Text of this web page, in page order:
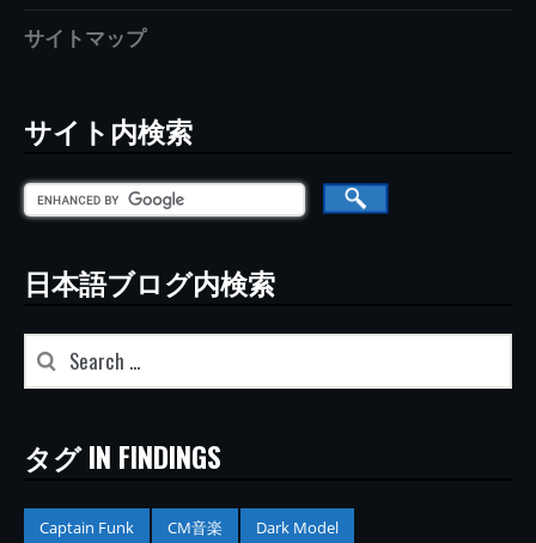
サイトマップ
サイト内検索
日本語ブログ内検索
タグ IN FINDINGS
Captain Funk CM音楽
Dark Model